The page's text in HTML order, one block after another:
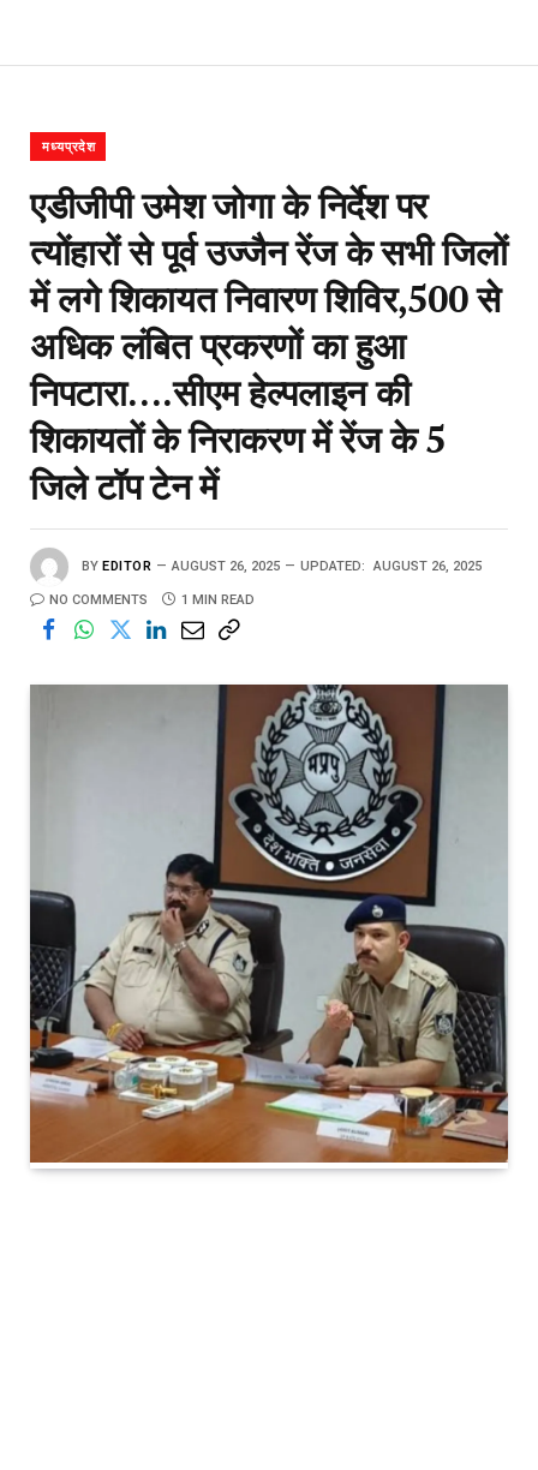
मध्यप्रदेश
एडीजीपी उमेश जोगा के निर्देश पर
त्योंहारों से पूर्व उज्जैन रेंज के सभी जिलों
में लगे शिकायत निवारण शिविर,500 से
अधिक लंबित प्रकरणों का हुआ
निपटारा….सीएम हेल्पलाइन की
शिकायतों के निराकरण में रेंज के 5
जिले टॉप टेन में
BY EDITOR AUGUST 26, 2025 UPDATED: AUGUST 26, 2025
NO COMMENTS 1 MIN READ